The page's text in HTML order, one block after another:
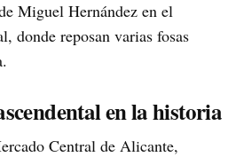
Miguel Hernández en el
donde reposan varias fosas
en la historia
Central de Alicante,